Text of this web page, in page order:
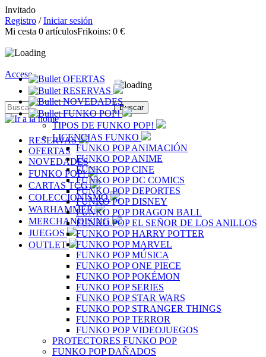
Invitado
Registro /Iniciar sesión
Mi cesta 0 artículosFrikoins: 0 €
Acceso
RESERVAS
OFERTAS
NOVEDADES
FUNKO POP!
CARTAS TCG
COLECCIONISMO
WARHAMMER
MERCHANDISING
JUEGOS
OUTLET
OFERTAS
RESERVAS
NOVEDADES
FUNKO POP!
TIPOS DE FUNKO POP!
LICENCIAS FUNKO
FUNKO POP ANIMACIÓN
FUNKO POP ANIME
FUNKO POP CINE
FUNKO POP DC COMICS
FUNKO POP DEPORTES
FUNKO POP DISNEY
FUNKO POP DRAGON BALL
FUNKO POP EL SEÑOR DE LOS ANILLOS
FUNKO POP HARRY POTTER
FUNKO POP MARVEL
FUNKO POP MÚSICA
FUNKO POP ONE PIECE
FUNKO POP POKÉMON
FUNKO POP SERIES
FUNKO POP STAR WARS
FUNKO POP STRANGER THINGS
FUNKO POP TERROR
FUNKO POP VIDEOJUEGOS
PROTECTORES FUNKO POP
FUNKO POP DAÑADOS